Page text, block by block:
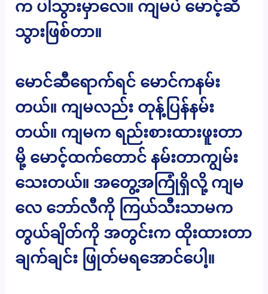
က ပါသွားမှာလေ။ ကျမပဲ မောင့်ဆီ
သွားဖြစ်တာ။
မောင်ဆီရောက်ရင် မောင်ကနမ်း
တယ်။ ကျမလည်း တုန့်ပြန်နမ်း
တယ်။ ကျမက ရည်းစားထားဖူးတာ
မို့ မောင့်ထက်တောင် နမ်းတာကျွမ်း
သေးတယ်။ အတွေ့အကြုံရှိလို့ ကျမ
လေ ဘော်လီကို ကြယ်သီးသာမက
တွယ်ချိတ်ကို အတွင်းက ထိုးထားတာ
ချက်ချင်း ဖြုတ်မရအောင်ပေါ့။